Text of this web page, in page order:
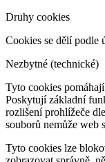
Druhy cookies
Cookies se dělí podle
Nezbytné (technické)
Tyto cookies
Poskytují základní
rozlišení prohlížeče
souborů nemůže web
Tyto cookies lze